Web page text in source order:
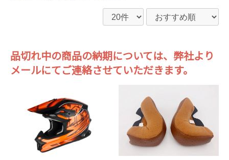
品切れ中の商品の納期については、弊社より
メールにてご連絡させていただきます。